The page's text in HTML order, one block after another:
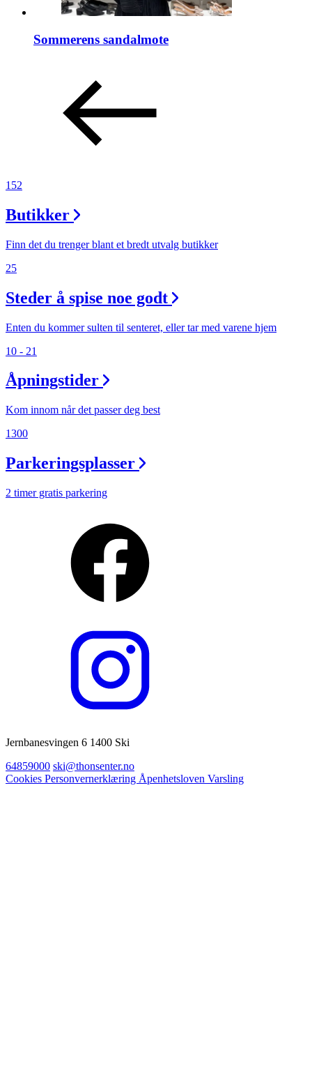
Sommerens sandalmote
152
Butikker
Finn det du trenger blant et bredt utvalg butikker
25
Steder å spise noe godt
Enten du kommer sulten til senteret, eller tar med varene hjem
10 - 21
Åpningstider
Kom innom når det passer deg best
1300
Parkeringsplasser
2 timer gratis parkering
Jernbanesvingen 6 1400 Ski
64859000 ski@thonsenter.no
Cookies Personvernerklæring Åpenhetsloven Varsling